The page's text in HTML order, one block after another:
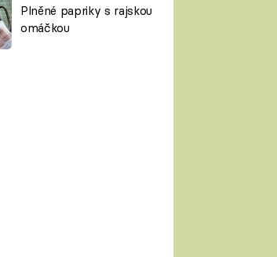
Plněné papriky s rajskou
omáčkou